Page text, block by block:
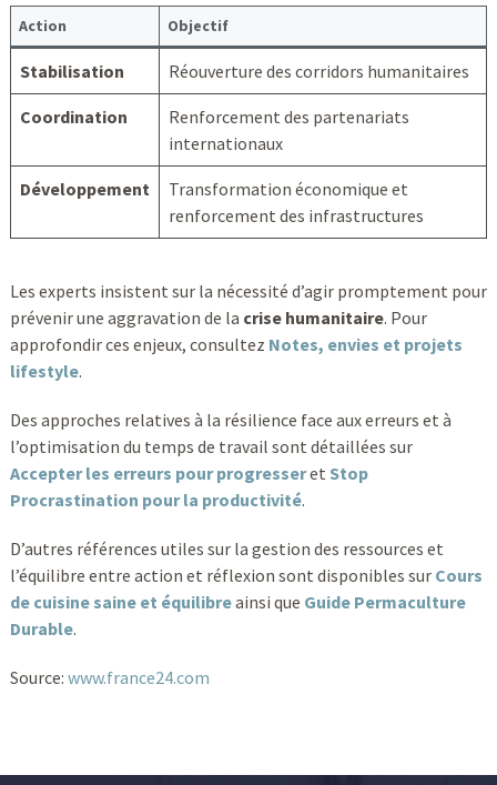
Action Objectif
Stabilisation Réouverture des corridors humanitaires
Coordination
Renforcement des partenariats
internationaux
Développement
Transformation économique et
renforcement des infrastructures
Les experts insistent sur la nécessité d’agir promptement pour
prévenir une aggravation de la crise humanitaire. Pour
approfondir ces enjeux, consultez Notes, envies et projets
lifestyle.
Des approches relatives à la résilience face aux erreurs et à
l’optimisation du temps de travail sont détaillées sur
Accepter les erreurs pour progresseret Stop
Procrastination pour la productivité.
D’autres références utiles sur la gestion des ressources et
l’équilibre entre action et réflexion sont disponibles sur Cours
de cuisine saine et équilibreainsi que Guide Permaculture
Durable.
Source: www.france24.com